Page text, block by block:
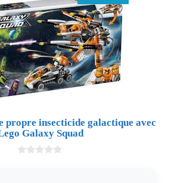
propre insecticide galactique avec
Galaxy Squad